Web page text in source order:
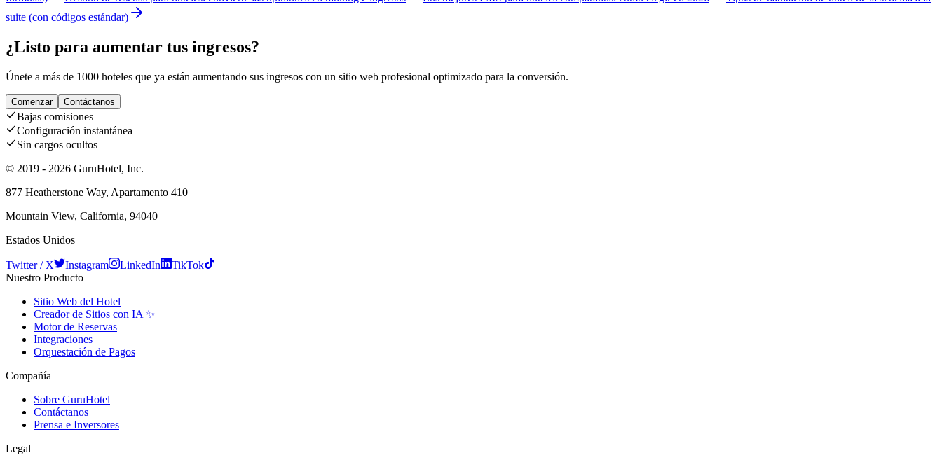
suite (con códigos estándar)
¿Listo para aumentar tus ingresos?
Únete a más de 1000 hoteles que ya están aumentando sus ingresos con un sitio web profesional optimizado para la conversión.
Comenzar Contáctanos
Bajas comisiones
Configuración instantánea
Sin cargos ocultos
© 2019 - 2026 GuruHotel, Inc.
877 Heatherstone Way, Apartamento 410
Mountain View, California, 94040
Estados Unidos
Twitter / X Instagram LinkedIn
TikTok
Nuestro Producto
Sitio Web del Hotel
Creador de Sitios con IA ✨
Motor de Reservas
Integraciones
Orquestación de Pagos
Compañía
Sobre GuruHotel
Contáctanos
Prensa e Inversores
Legal